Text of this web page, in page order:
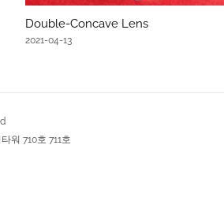
Double-Concave Lens
2021-04-13
워 710호 711호